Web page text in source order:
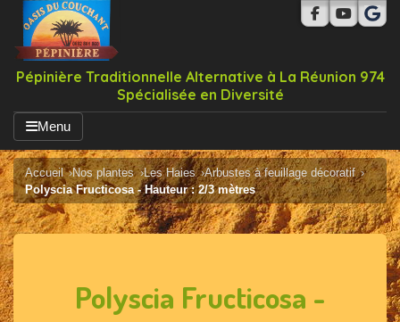
Pépinière Traditionnelle Alternative à La Réunion 974
Spécialisée en Diversité
Menu
Accueil Nos plantes Les Haies
Arbustes à feuillage décoratif
Polyscia Fructicosa - Hauteur : 2/3 mètres
Polyscia Fructicosa -